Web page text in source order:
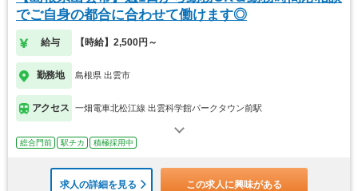
でご自身の都合に合わせて働けます◎
給与 【時給】2,500円～
勤務地 島根県 出雲市
アクセス 一畑電車北松江線 出雲科学館パークタウン前駅
総合門前 駅チカ 積極採用中
求人の詳細を見る この求人に興味がある